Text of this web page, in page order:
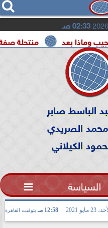

02:33 صـ
منتحلة صفة صحفية
الباسط صابر
الصريدي
الكيلاني
السياسة 
23 مايو 2021 12:58 مـ بتوقيت القاهرة